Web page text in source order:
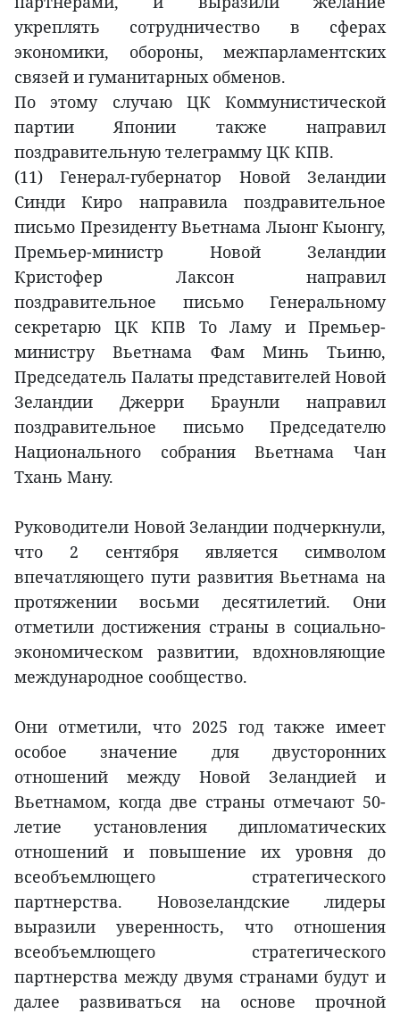
укреплять сотрудничество в сферах
экономики, обороны, межпарламентских
связей и гуманитарных обменов.
По этому случаю ЦК Коммунистической
партии Японии также направил
поздравительную телеграмму ЦК КПВ.
(11) Генерал-губернатор Новой Зеландии
Синди Киро направила поздравительное
письмо Президенту Вьетнама Лыонг Кыонгу,
Премьер-министр Новой Зеландии
Кристофер Лаксон направил
поздравительное письмо Генеральному
секретарю ЦК КПВ То Ламу и Премьер-
министру Вьетнама Фам Минь Тьиню,
Председатель Палаты представителей Новой
Зеландии Джерри Браунли направил
поздравительное письмо Председателю
Национального собрания Вьетнама Чан
Тхань Ману.
Руководители Новой Зеландии подчеркнули,
что 2 сентября является символом
впечатляющего пути развития Вьетнама на
протяжении восьми десятилетий. Они
отметили достижения страны в социально-
экономическом развитии, вдохновляющие
международное сообщество.
Они отметили, что 2025 год также имеет
особое значение для двусторонних
отношений между Новой Зеландией и
Вьетнамом, когда две страны отмечают 50-
летие установления дипломатических
отношений и повышение их уровня до
всеобъемлющего стратегического
партнерства. Новозеландские лидеры
выразили уверенность, что отношения
всеобъемлющего стратегического
партнерства между двумя странами будут и
далее развиваться на основе прочной